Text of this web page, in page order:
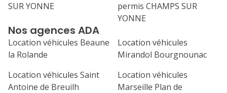
31
lu ma me je
2 3 4
7 8 9 10
Nos agences ADA
Location véhicules Beaune
la Rolande
Location véhicules
Mirandol Bourgnounac
Location véhicules Saint
Antoine de Breuilh
Location véhicules
Marseille Plan de
SUR YONNE
permis CHAMPS SUR
YONNE